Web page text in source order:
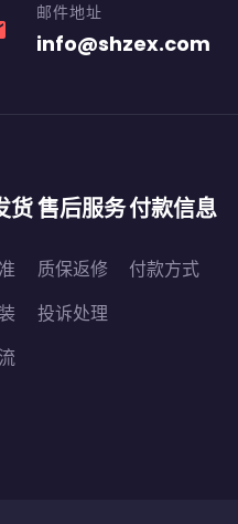
邮件地址
info@shzex.com
货售后服务
质保返修
投诉处理
付款信息
付款方式